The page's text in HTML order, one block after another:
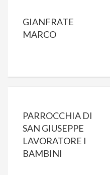
GIANFRATE
MARCO
PARROCCHIA DI
SAN GIUSEPPE
LAVORATORE I
BAMBINI